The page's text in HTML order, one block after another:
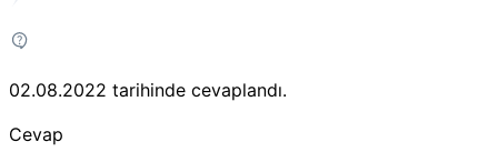
02.08.2022 tarihinde cevaplandı.
Cevap